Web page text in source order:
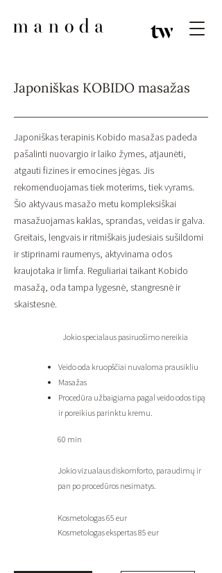
Japoniškas KOBIDO masažas
Japoniškas terapinis Kobido masažas padeda
pašalinti nuovargio ir laiko žymes, atjaunėti,
atgauti fizines ir emocines jėgas. Jis
rekomenduojamas tiek moterims, tiek vyrams.
Šio aktyvaus masažo metu kompleksiškai
masažuojamas kaklas, sprandas, veidas ir galva.
Greitais, lengvais ir ritmiškais judesiais sušildomi
ir stiprinami raumenys, aktyvinama odos
kraujotaka ir limfa. Reguliariai taikant Kobido
masažą, oda tampa lygesnė, stangresnė ir
skaistesnė.
Jokio specialaus pasiruošimo nereikia
Veido oda kruopščiai nuvaloma prausikliu
Masažas
Procedūra užbaigiama pagal veido odos tipą
ir poreikius parinktu kremu.
60 min
Jokio vizualaus diskomforto, paraudimų ir
pan po procedūros nesimatys.
Kosmetologas 65 eur
Kosmetologas ekspertas 85 eur